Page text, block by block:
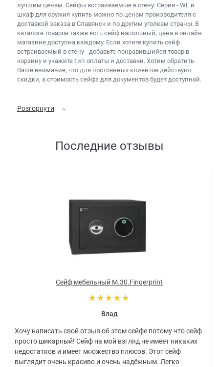
лучшим ценам. Сейфы встраиваемые в стену: Серия - WL и
шкаф для оружия купить можно по ценам производителя с
доставкой заказа в Славянск и по другим уголкам страны. В
каталоге товаров также есть сейф напольный, цена в онлайн
магазине доступна каждому. Если хотите купить сейф
встраиваемый в стену - добавьте понравившийся товар в
корзину и укажите тип оплаты и доставки. Хотим обратить
Ваше внимание, что для постоянных клиентов действуют
скидки, а стоимость сейфа для документов будет доступной.
Розгорнути
Последние отзывы
Сейф мебельный M.30.Fingerprint
Влад
Хочу написать свой отзыв об этом сейфе потому что сейф
просто шикарный! Сейф на мой взгляд не имеет никаких
недостатков и имеет множество плюсов. Этот сейф
выглядит очень красиво и очень надёжным. Легко